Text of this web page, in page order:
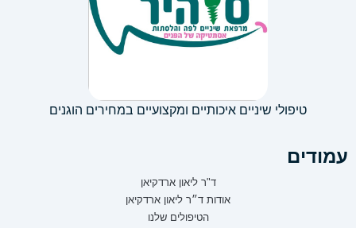
טיפולי שיניים איכותיים ומקצועיים במחירים הוגנים
עמודים
ד"ר ליאון ארדקיאן
אודות ד״ר ליאון ארדקיאן
הטיפולים שלנו